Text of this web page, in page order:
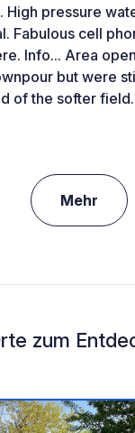
High pressure
Fabulous cell
Info... Area
but were
of the softer field.
Mehr
zum